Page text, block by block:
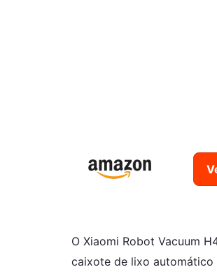
O Xiaomi Robot Vacuum
caixote de lixo automático